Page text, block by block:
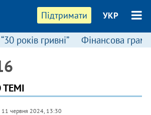
Підтримати УКР
“30 років гривні” Фінансова
11 червня 2024, 13:30